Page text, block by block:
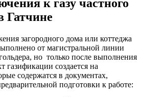
к газу частного
Гатчине
загородного дома или коттеджа
от магистральной линии
но только после выполнения
газификации создается на
содержатся в документах,
подготовки к работе: